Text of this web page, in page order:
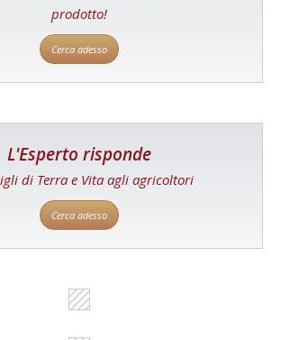
prodotto!
Cerca adesso
L'Esperto risponde
di Terra e Vita agli agricoltori
Cerca adesso